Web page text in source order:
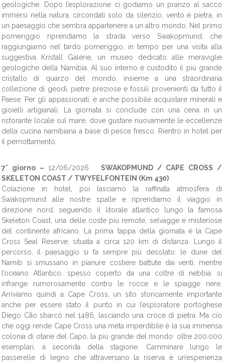
geologiche. Dopo l’esplorazione ci godiamo un pranzo al sacco
immersi nella natura, circondati solo da silenzio, vento e pietra, in
un paesaggio che sembra appartenere a un altro mondo. Nel primo
pomeriggio riprendiamo la strada verso Swakopmund, che
raggiungiamo nel tardo pomeriggio, in tempo per una visita alla
suggestiva Kristall Galerie, un museo dedicato alle meraviglie
geologiche della Namibia. Al suo interno è custodito il più grande
cristallo di quarzo del mondo, insieme a una straordinaria
collezione di geodi, pietre preziose e fossili provenienti da tutto il
Paese. Per gli appassionati, è anche possibile acquistare minerali e
gioielli artigianali. La giornata si conclude con una cena in un
ristorante locale sul mare, dove gustare nuovamente le eccellenze
della cucina namibiana a base di pesce fresco. Rientro in hotel per
il pernottamento.
7° giorno – 12/06/2026 SWAKOPMUND / CAPE CROSS /
SKELETON COAST / TWYFELFONTEIN (Km 430)
Colazione in hotel, poi lasciamo la raffinata atmosfera di
Swakopmund alle nostre spalle e riprendiamo il viaggio in
direzione nord, seguendo il litorale atlantico lungo la famosa
Skeleton Coast, una delle coste più remote, selvagge e misteriose
del continente africano. La prima tappa della giornata è la Cape
Cross Seal Reserve, situata a circa 120 km di distanza. Lungo il
percorso, il paesaggio si fa sempre più desolato: le dune del
Namib si smussano in pianure costiere battute dai venti, mentre
l’oceano Atlantico. spesso coperto da una coltre di nebbia. si
infrange rumorosamente contro le rocce e le spiagge nere.
Arriviamo quindi a Cape Cross, un sito storicamente importante
anche per essere stato il punto in cui l’esploratore portoghese
Diego Cão sbarcò nel 1486, lasciando una croce di pietra. Ma ciò
che oggi rende Cape Cross una meta imperdibile è la sua immensa
colonia di otarie del Capo, la più grande del mondo: oltre 200.000
esemplari, a seconda della stagione. Camminare lungo le
passerelle di legno che attraversano la riserva è un’esperienza